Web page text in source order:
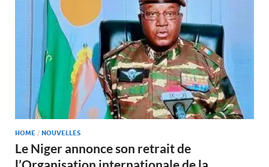
HOME / NOUVELLES
Le Niger annonce son retrait de